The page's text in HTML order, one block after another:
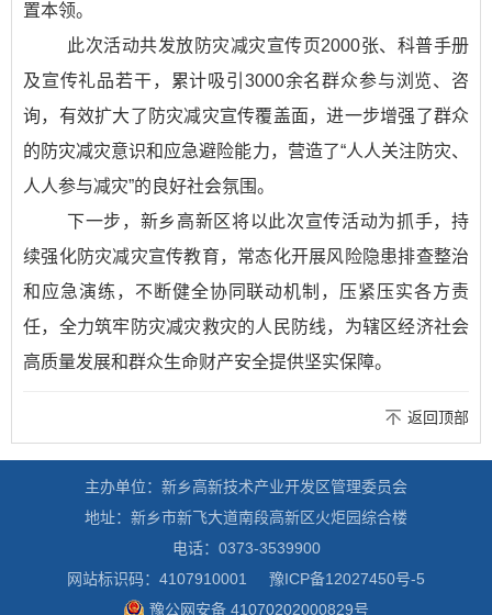
置本领。
此次活动共发放防灾减灾宣传页2000张、科普手册
及宣传礼品若干，累计吸引3000余名群众参与浏览、咨
询，有效扩大了防灾减灾宣传覆盖面，进一步增强了群众
的防灾减灾意识和应急避险能力，营造了“人人关注防灾、
人人参与减灾”的良好社会氛围。
下一步，新乡高新区将以此次宣传活动为抓手，持
续强化防灾减灾宣传教育，常态化开展风险隐患排查整治
和应急演练，不断健全协同联动机制，压紧压实各方责
任，全力筑牢防灾减灾救灾的人民防线，为辖区经济社会
高质量发展和群众生命财产安全提供坚实保障。
返回顶部
主办单位：新乡高新技术产业开发区管理委员会
地址：新乡市新飞大道南段高新区火炬园综合楼
电话：0373-3539900
网站标识码：4107910001
豫ICP备12027450号-5
豫公网安备 41070202000829号